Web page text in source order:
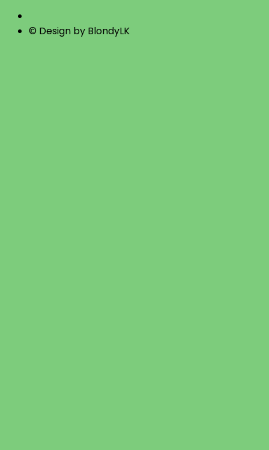
© Design by BlondyLK